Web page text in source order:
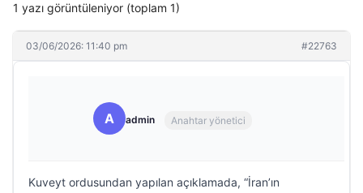
1 yazı görüntüleniyor (toplam 1)
03/06/2026: 11:40 pm #22763
A admin Anahtar yönetici
Kuveyt ordusundan yapılan açıklamada, “İran’ın